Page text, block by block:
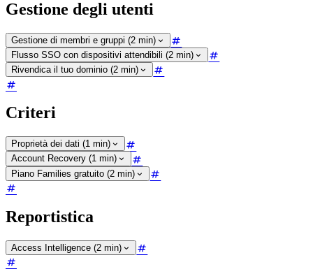
Gestione degli utenti
Gestione di membri e gruppi (2 min)
Flusso SSO con dispositivi attendibili (2 min)
Rivendica il tuo dominio (2 min)
Criteri
Proprietà dei dati (1 min)
Account Recovery (1 min)
Piano Families gratuito (2 min)
Reportistica
Access Intelligence (2 min)